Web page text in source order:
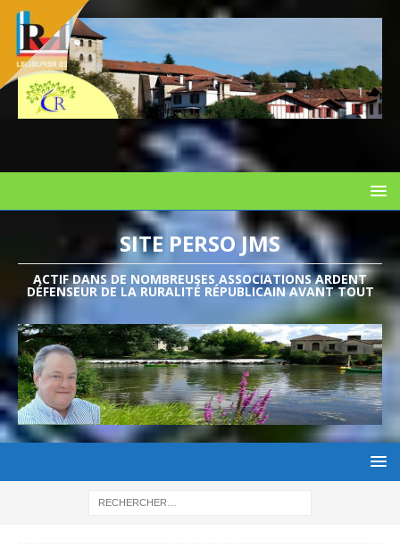
SITE PERSO JMS
ACTIF DANS DE NOMBREUSES ASSOCIATIONS ARDENT
DÉFENSEUR DE LA RURALITÉ RÉPUBLICAIN AVANT TOUT